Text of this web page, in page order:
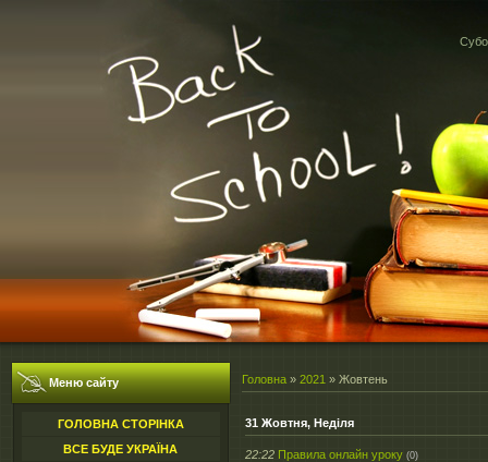
Меню сайту
ГОЛОВНА СТОРІНКА
ВСЕ БУДЕ УКРАЇНА
Головна » 2021 » Жовтень
31 Жовтня, Неділя
22:22 Правила онлайн уроку (0)